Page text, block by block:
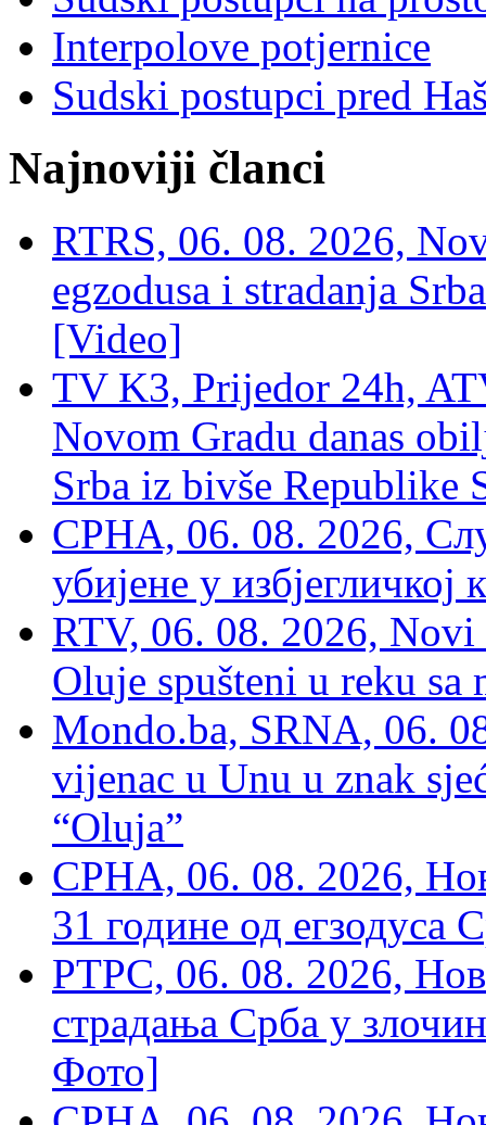
Interpolove potjernice
Sudski postupci pred
Najnoviji članci
RTRS, 06. 08. 2026,
egzodusa i stradanja
[Video]
TV K3, Prijedor 24h,
Novom Gradu danas
Srba iz bivše Republike
СРНА, 06. 08. 2026,
убијене у избјегличкој
RTV, 06. 08. 2026, Novi
Oluje spušteni u reku sa
Mondo.ba, SRNA, 06.
vijenac u Unu u znak
“Oluja”
СРНА, 06. 08. 2026,
31 године од егзодуса
РТРС, 06. 08. 2026,
страдања Срба у
Фото]